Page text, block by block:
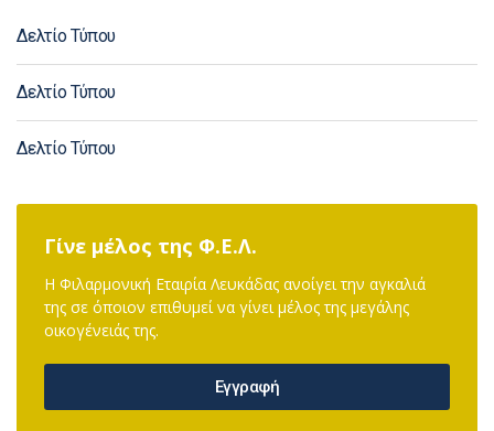
Δελτίο Τύπου
Δελτίο Τύπου
Δελτίο Τύπου
Γίνε μέλος της Φ.Ε.Λ.
Η Φιλαρμονική Εταιρία Λευκάδας ανοίγει την αγκαλιά
της σε όποιον επιθυμεί να γίνει μέλος της μεγάλης
οικογένειάς της.
Εγγραφή